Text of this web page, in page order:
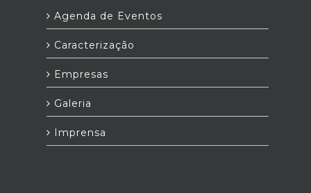
Agenda de Eventos
Caracterização
Empresas
Galeria
Imprensa